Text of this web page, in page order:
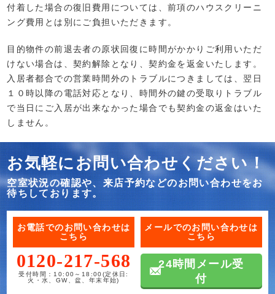
付着した場合の復旧費用については、前項のハウスクリーニ
ング費用とは別にご負担いただきます。
目的物件の前退去者の原状回復に時間がかかりご利用いただ
けない場合は、契約解除となり、契約金を返金いたします。
入居者都合での営業時間外のトラブルにつきましては、翌日
１０時以降の電話対応となり、時間外の鍵の受取りトラブル
で当日にご入居が出来なかった場合でも契約金の返金はいた
しません。
お気軽にお問い合わせください！
空室状況の確認や、来店予約などのお問い合わせをお
待ちしております。
お電話でのお問い合わせは
こちら
0120-217-568
受付時間：10:00～18:00(定休日:
火・水、GW、盆、年末年始)
メールでのお問い合わせは
こちら
24時間メール受
付